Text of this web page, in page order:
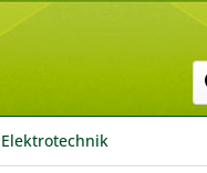
Elektrotechnik